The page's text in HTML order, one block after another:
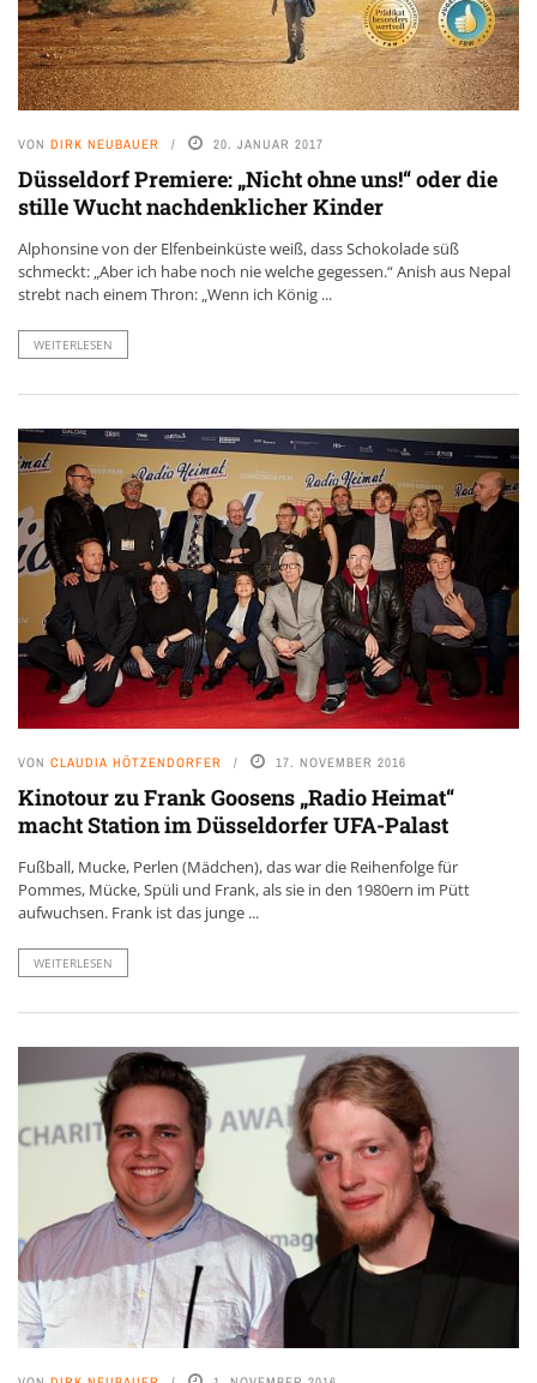
VON DIRK NEUBAUER 20. JANUAR 2017
Düsseldorf Premiere: „Nicht ohne uns!“ oder die
stille Wucht nachdenklicher Kinder
Alphonsine von der Elfenbeinküste weiß, dass Schokolade süß
schmeckt: „Aber ich habe noch nie welche gegessen.“ Anish aus Nepal
strebt nach einem Thron: „Wenn ich König ...
WEITERLESEN
VON CLAUDIA HÖTZENDORFER 17. NOVEMBER 2016
Kinotour zu Frank Goosens „Radio Heimat“
macht Station im Düsseldorfer UFA-Palast
Fußball, Mucke, Perlen (Mädchen), das war die Reihenfolge für
Pommes, Mücke, Spüli und Frank, als sie in den 1980ern im Pütt
aufwuchsen. Frank ist das junge ...
WEITERLESEN